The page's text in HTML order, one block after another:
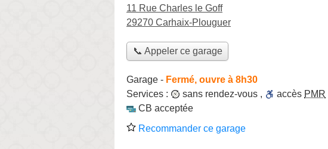
11 Rue Charles le Goff
29270 Carhaix-Plouguer
📞 Appeler ce garage
Garage - Fermé, ouvre à 8h30
Services :
sans rendez-vous , accès PMR
CB acceptée
Recommander ce garage